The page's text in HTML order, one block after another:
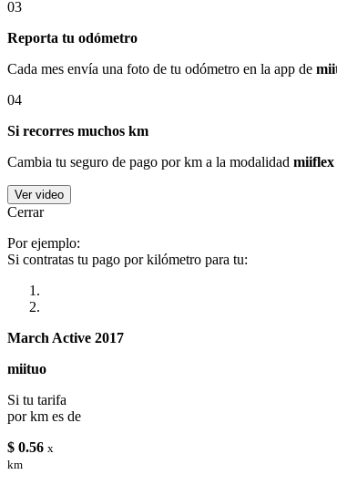
03
Reporta tu odómetro
Cada mes envía una foto de tu odómetro en la app de
04
Si recorres muchos km
Cambia tu seguro de pago por km a la modalidad miiflex
Ver video
Cerrar
Por ejemplo:
Si contratas tu pago por kilómetro para tu:
March Active 2017
miituo
Si tu tarifa
por km es de
$ 0.56 x
km